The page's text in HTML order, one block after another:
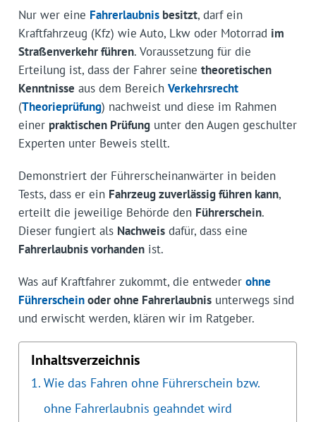
Nur wer eine Fahrerlaubnisbesitzt, darf ein
Kraftfahrzeug (Kfz) wie Auto, Lkw oder Motorrad im
Straßenverkehr führen. Voraussetzung für die
Erteilung ist, dass der Fahrer seine theoretischen
Kenntnisse aus dem Bereich Verkehrs­recht
(Theorieprüfung) nachweist und diese im Rahmen
einer praktischen Prüfungunter den Augen geschulter
Experten unter Beweis stellt.
Demonstriert der Führerscheinanwärter in beiden
Tests, dass er ein Fahrzeug zuverlässig führen kann,
erteilt die jeweilige Behörde den Führerschein.
Dieser fungiert als Nachweisdafür, dass eine
Fahrerlaubnis vorhandenist.
Was auf Kraftfahrer zukommt, die entweder ohne
Führerscheinoder ohne Fahrerlaubnisunterwegs sind
und erwischt werden, klären wir im Ratgeber.
Inhaltsverzeichnis
Wie das Fahren ohne Führerschein bzw.
ohne Fahrerlaubnis geahndet wird